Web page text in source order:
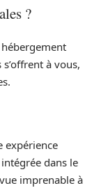
?
à vous,
expérience
dans le
imprenable à